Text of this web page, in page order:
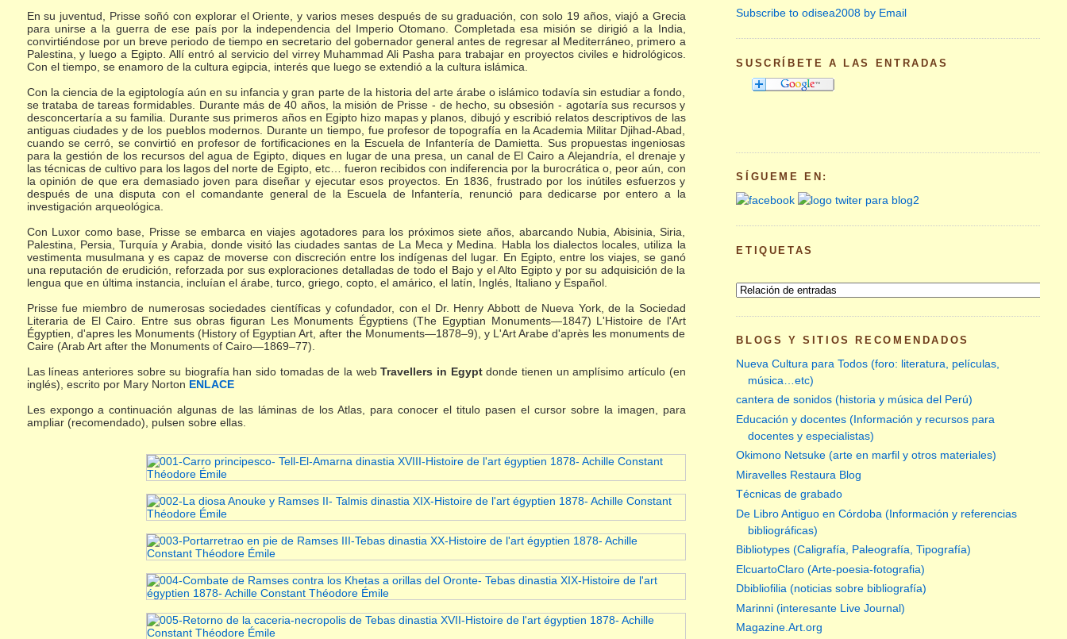
En su juventud, Prisse soñó con explorar el Oriente, y varios meses después de su graduación, con solo 19 años, viajó a Grecia
para unirse a la guerra de ese país por la independencia del Imperio Otomano. Completada esa misión se dirigió a la India,
convirtiéndose por un breve periodo de tiempo en secretario del gobernador general antes de regresar al Mediterráneo, primero a
Palestina, y luego a Egipto. Allí entró al servicio del virrey Muhammad Ali Pasha para trabajar en proyectos civiles e hidrológicos.
Con el tiempo, se enamoro de la cultura egipcia, interés que luego se extendió a la cultura islámica.
Con la ciencia de la egiptología aún en su infancia y gran parte de la historia del arte árabe o islámico todavía sin estudiar a fondo,
se trataba de tareas formidables. Durante más de 40 años, la misión de Prisse - de hecho, su obsesión - agotaría sus recursos y
desconcertaría a su familia. Durante sus primeros años en Egipto hizo mapas y planos, dibujó y escribió relatos descriptivos de las
antiguas ciudades y de los pueblos modernos. Durante un tiempo, fue profesor de topografía en la Academia Militar Djihad-Abad,
cuando se cerró, se convirtió en profesor de fortificaciones en la Escuela de Infantería de Damietta. Sus propuestas ingeniosas
para la gestión de los recursos del agua de Egipto, diques en lugar de una presa, un canal de El Cairo a Alejandría, el drenaje y
las técnicas de cultivo para los lagos del norte de Egipto, etc… fueron recibidos con indiferencia por la burocrática o, peor aún, con
la opinión de que era demasiado joven para diseñar y ejecutar esos proyectos. En 1836, frustrado por los inútiles esfuerzos y
después de una disputa con el comandante general de la Escuela de Infantería, renunció para dedicarse por entero a la
investigación arqueológica.
Con Luxor como base, Prisse se embarca en viajes agotadores para los próximos siete años, abarcando Nubia, Abisinia, Siria,
Palestina, Persia, Turquía y Arabia, donde visitó las ciudades santas de La Meca y Medina. Habla los dialectos locales, utiliza la
vestimenta musulmana y es capaz de moverse con discreción entre los indígenas del lugar. En Egipto, entre los viajes, se ganó
una reputación de erudición, reforzada por sus exploraciones detalladas de todo el Bajo y el Alto Egipto y por su adquisición de la
lengua que en última instancia, incluían el árabe, turco, griego, copto, el amárico, el latín, Inglés, Italiano y Español.
Prisse fue miembro de numerosas sociedades científicas y cofundador, con el Dr. Henry Abbott de Nueva York, de la Sociedad
Literaria de El Cairo. Entre sus obras figuran Les Monuments Égyptiens (The Egyptian Monuments—1847) L'Histoire de l'Art
Égyptien, d'apres les Monuments (History of Egyptian Art, after the Monuments—1878–9), y L'Art Arabe d'après les monuments de
Caire (Arab Art after the Monuments of Cairo—1869–77).
Las líneas anteriores sobre su biografía han sido tomadas de la webTravellers in Egyptdonde tienen un amplísimo artículo (en
inglés), escrito por Mary Norton ENLACE
Les expongo a continuación algunas de las láminas de los Atlas, para conocer el titulo pasen el cursor sobre la imagen, para
ampliar (recomendado), pulsen sobre ellas.
Subscribe to odisea2008 by Email
SUSCRÍBETE A LAS ENTRADAS
SÍGUEME EN:
ETIQUETAS
BLOGS Y SITIOS RECOMENDADOS
Nueva Cultura para Todos (foro: literatura, películas,
música…etc)
cantera de sonidos (historia y música del Perú)
Educación y docentes (Información y recursos para
docentes y especialistas)
Okimono Netsuke (arte en marfil y otros materiales)
Miravelles Restaura Blog
Técnicas de grabado
De Libro Antiguo en Córdoba (Información y referencias
bibliográficas)
Bibliotypes (Caligrafía, Paleografía, Tipografía)
ElcuartoClaro (Arte-poesia-fotografia)
Dbibliofilia (noticias sobre bibliografía)
Marinni (interesante Live Journal)
Magazine.Art.org